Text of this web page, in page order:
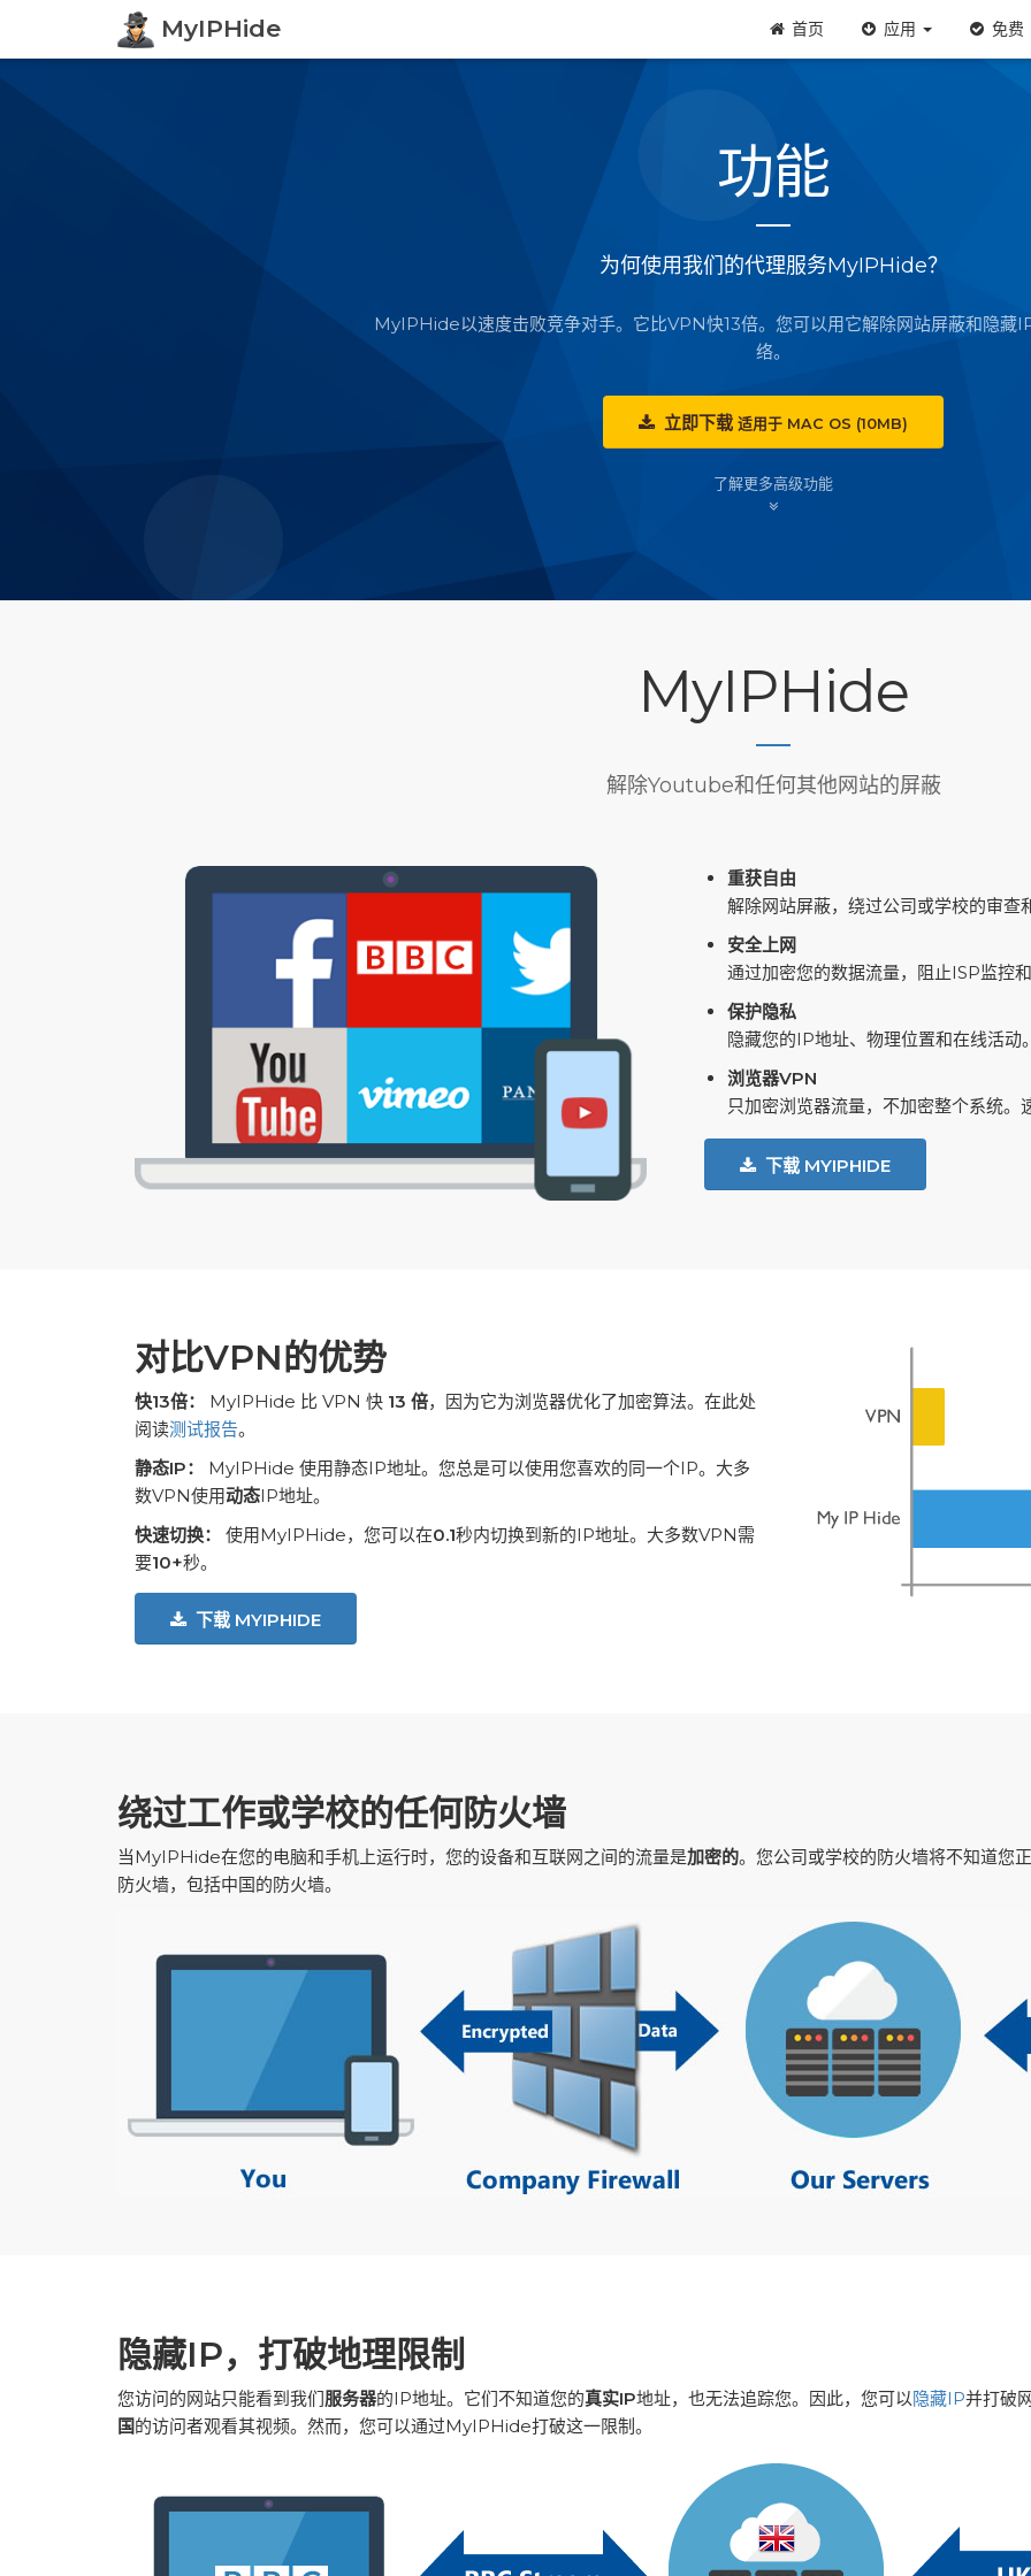
MyIPHide 首页 应用 免费
功能
为何使用我们的代理服务MyIPHide？
MyIPHide以速度击败竞争对手。它比VPN快13倍。您可以用它解除网站屏蔽和隐藏
络。
立即下载 适用于 MAC OS (10MB)
了解更多高级功能
MyIPHide
解除Youtube和任何其他网站的屏蔽
重获自由
解除网站屏蔽，绕过公司或学校的审查
安全上网
通过加密您的数据流量，阻止ISP监控和
保护隐私
隐藏您的IP地址、物理位置和在线活动。
浏览器VPN
只加密浏览器流量，不加密整个系统。
下载 MYIPHIDE
对比VPN的优势
快13倍： MyIPHide 比 VPN 快 13 倍，因为它为浏览器优化了加密算法。在此处
阅读测试报告。
静态IP：
MyIPHide 使用静态IP地址。您总是可以使用您喜欢的同一个IP。大多
数VPN使用动态IP地址。
快速切换：
使用MyIPHide，您可以在0.1秒内切换到新的IP地址。大多数VPN需
要10+秒。
下载 MYIPHIDE
绕过工作或学校的任何防火墙
当MyIPHide在您的电脑和手机上运行时，您的设备和互联网之间的流量是加密的。您公司或学校的防火墙将不知道您
防火墙，包括中国的防火墙。
隐藏IP，打破地理限制
您访问的网站只能看到我们服务器的IP地址。它们不知道您的真实IP地址，也无法追踪您。因此，您可以隐藏IP并打破
国的访问者观看其视频。然而，您可以通过MyIPHide打破这一限制。